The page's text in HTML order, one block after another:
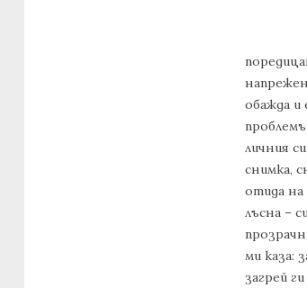
обажда и
личния
снимка,
отида на
лъсна –
ми каза:
загрей